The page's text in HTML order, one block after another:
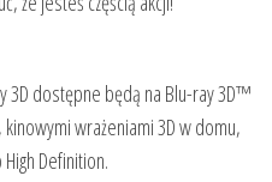
3D dostępne będą na Blu-ray 3D™
kinowymi wrażeniami 3D w domu,
Definition.